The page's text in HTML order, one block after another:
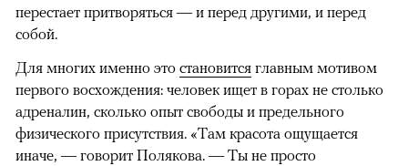
перестает притворяться — и перед другими, и перед
собой.
Для многих именно это становится главным мотивом
первого восхождения: человек ищет в горах не столько
адреналин, сколько опыт свободы и предельного
физического присутствия. «Там красота ощущается
иначе, — говорит Полякова. — Ты не просто